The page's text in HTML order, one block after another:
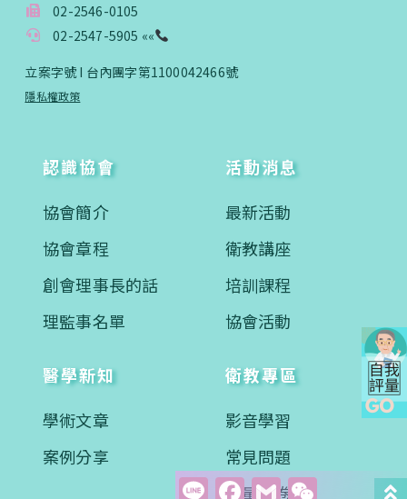
02-2546-0105
02-2547-5905 ««
立案字號 I 台內團字第1100042466號
隱私權政策
認識協會
協會簡介
協會章程
創會理事長的話
理監事名單
活動消息
最新活動
衛教講座
培訓課程
協會活動
醫學新知
學術文章
案例分享
衛教專區
影音學習
常見問題
評量問卷